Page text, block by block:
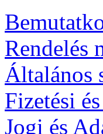
Rendelés
Általános
Fizetési
Jogi és